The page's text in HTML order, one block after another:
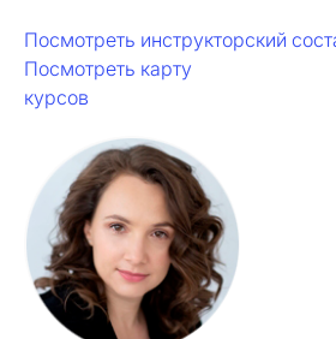
Посмотреть инструкторский
Посмотреть карту
курсов